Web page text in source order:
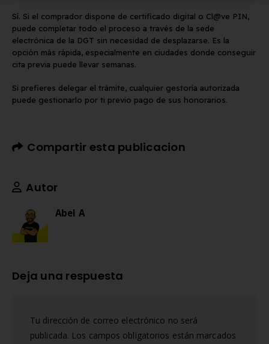
Sí. Si el comprador dispone de certificado digital o Cl@ve PIN,
puede completar todo el proceso a través de la sede
electrónica de la DGT sin necesidad de desplazarse. Es la
opción más rápida, especialmente en ciudades donde conseguir
cita previa puede llevar semanas.
Si prefieres delegar el trámite, cualquier gestoría autorizada
puede gestionarlo por ti previo pago de sus honorarios.
Compartir esta publicacion
Autor
Abel A
Deja una respuesta
Tu dirección de correo electrónico no será
publicada. Los campos obligatorios están marcados